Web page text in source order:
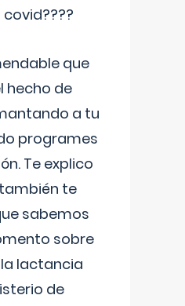
que
hecho de
a tu
programes
Te explico
te
sabemos
sobre
lactancia
de